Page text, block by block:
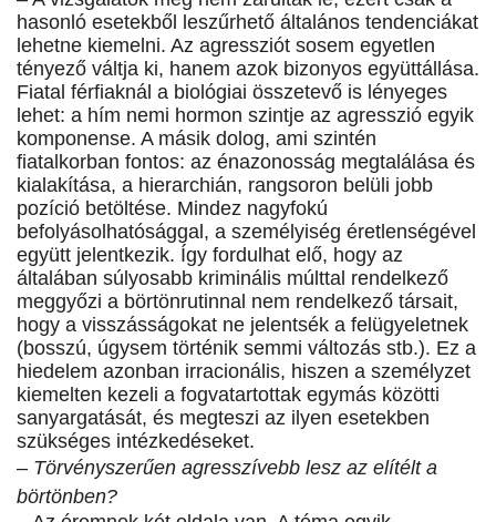
hasonló esetekből leszűrhető általános tendenciákat
lehetne kiemelni. Az agressziót sosem egyetlen
tényező váltja ki, hanem azok bizonyos együttállása.
Fiatal férfiaknál a biológiai összetevő is lényeges
lehet: a hím nemi hormon szintje az agresszió egyik
komponense. A másik dolog, ami szintén
fiatalkorban fontos: az énazonosság megtalálása és
kialakítása, a hierarchián, rangsoron belüli jobb
pozíció betöltése. Mindez nagyfokú
befolyásolhatósággal, a személyiség éretlenségével
együtt jelentkezik. Így fordulhat elő, hogy az
általában súlyosabb kriminális múlttal rendelkező
meggyőzi a börtönrutinnal nem rendelkező társait,
hogy a visszásságokat ne jelentsék a felügyeletnek
(bosszú, úgysem történik semmi változás stb.). Ez a
hiedelem azonban irracionális, hiszen a személyzet
kiemelten kezeli a fogvatartottak egymás közötti
sanyargatását, és megteszi az ilyen esetekben
szükséges intézkedéseket.
– Törvényszerűen agresszívebb lesz az elítélt a
börtönben?